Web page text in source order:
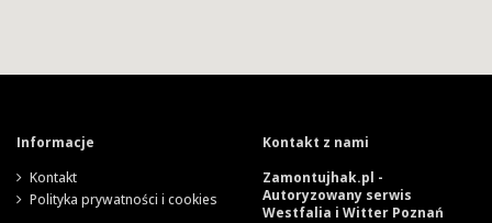
Informacje
Kontakt
Polityka prywatności i cookies
Kontakt z nami
Zamontujhak.pl -
Autoryzowany serwis
Westfalia i Witter Poznań